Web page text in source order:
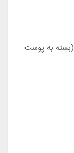
(بسته به پوست